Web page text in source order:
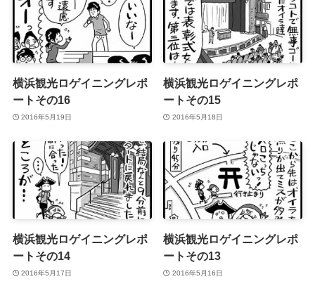
横浜観光ロゲイニングレポ
ートその16
2016年5月19日
横浜観光ロゲイニングレポ
ートその15
2016年5月18日
横浜観光ロゲイニングレポ
ートその14
2016年5月17日
横浜観光ロゲイニングレポ
ートその13
2016年5月16日